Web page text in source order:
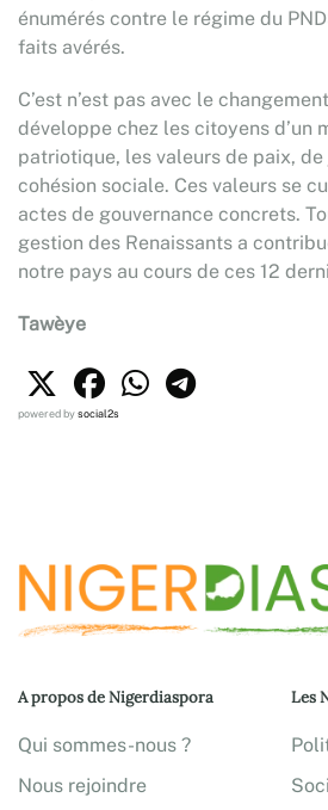
énumérés contre le régime du
faits avérés.
C’est n’est pas avec le
développe chez les citoyens d’un
patriotique, les valeurs de paix,
cohésion sociale. Ces valeurs se
actes de gouvernance concrets.
gestion des Renaissants a
notre pays au cours de ces 12
Tawèye
powered bysocial2s
A propos de Nigerdiaspora
Qui sommes-nous ?
Nous rejoindre
Les